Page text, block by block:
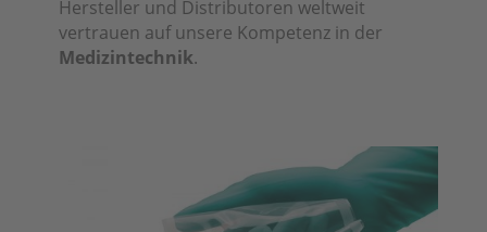
Hersteller und Distributoren weltweit
vertrauen auf unsere Kompetenz in der
Medizintechnik.